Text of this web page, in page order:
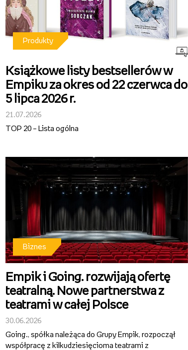
Produkty
Książkowe listy bestsellerów w
Empiku za okres od 22 czerwca do
5 lipca 2026 r.
21.07.2026
TOP 20 – Lista ogólna
Biznes
Empik i Going. rozwijają ofertę
teatralną. Nowe partnerstwa z
teatrami w całej Polsce
30.06.2026
Going., spółka należąca do Grupy Empik, rozpoczął
współpracę z kilkudziesięcioma teatrami z